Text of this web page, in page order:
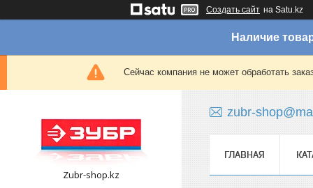
Создать сайт на Satu.kz
Наличие
Сейчас компания не может обработать
Zubr-shop.kz
zubr-
ГЛАВНАЯ